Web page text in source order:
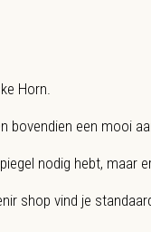
Horn.
bovendien een mooi
nodig hebt, maar
shop vind je